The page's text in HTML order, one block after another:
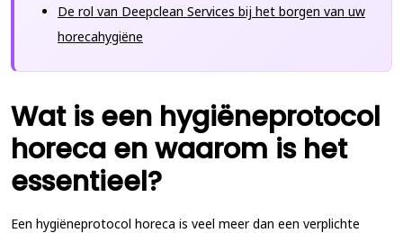
De rol van Deepclean Services bij het borgen van uw
horecahygiëne
Wat is een hygiëneprotocol
horeca en waarom is het
essentieel?
Een hygiëneprotocol horeca is veel meer dan een verplichte